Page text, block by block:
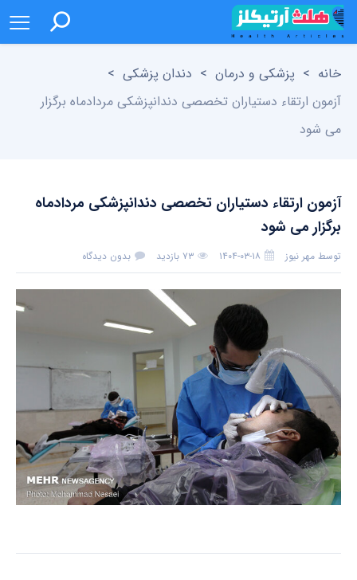
خانه > پزشکی و درمان > دندان پزشکی >
آزمون ارتقاء دستیاران تخصصی دندانپزشکی مردادماه برگزار
می شود
آزمون ارتقاء دستیاران تخصصی دندانپزشکی مردادماه
برگزار می شود
توسط مهر نیوز ۱۴۰۴-۰۳-۱۸ ۷۳ بازدید بدون دیدگاه